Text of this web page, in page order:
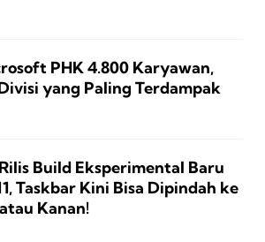
PHK 4.800 Karyawan,
yang Paling Terdampak
Build Eksperimental Baru
Taskbar Kini Bisa Dipindah ke
Kanan!